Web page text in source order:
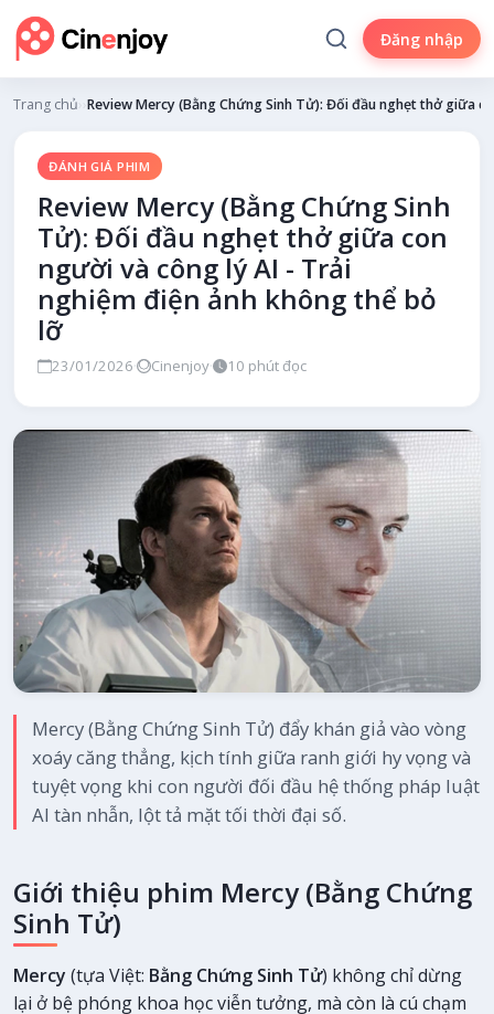
Đăng nhập
Trang chủ Đánh giá phim
Review Mercy (Bằng Chứng Sinh Tử): Đối đầu nghẹt thở giữa
ĐÁNH GIÁ PHIM
Review Mercy (Bằng Chứng Sinh
Tử): Đối đầu nghẹt thở giữa con
người và công lý AI - Trải
nghiệm điện ảnh không thể bỏ
lỡ
23/01/2026· Cinenjoy· 10 phút đọc
Mercy (Bằng Chứng Sinh Tử) đẩy khán giả vào vòng
xoáy căng thẳng, kịch tính giữa ranh giới hy vọng và
tuyệt vọng khi con người đối đầu hệ thống pháp luật
AI tàn nhẫn, lột tả mặt tối thời đại số.
Giới thiệu phim Mercy (Bằng Chứng
Sinh Tử)
Mercy (tựa Việt: Bằng Chứng Sinh Tử) không chỉ dừng
lại ở bệ phóng khoa học viễn tưởng, mà còn là cú chạm